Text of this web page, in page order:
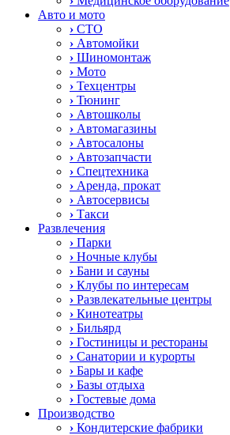
Авто и мото
› СТО
› Автомойки
› Шиномонтаж
› Мото
› Техцентры
› Тюнинг
› Автошколы
› Автомагазины
› Автосалоны
› Автозапчасти
› Спецтехника
› Аренда, прокат
› Автосервисы
› Такси
Развлечения
› Парки
› Ночные клубы
› Бани и сауны
› Клубы по интересам
› Развлекательные центры
› Кинотеатры
› Бильярд
› Гостиницы и рестораны
› Санатории и курорты
› Бары и кафе
› Базы отдыха
› Гостевые дома
Производство
› Кондитерские фабрики